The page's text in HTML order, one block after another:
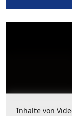
Inhalte von
Inhalte von